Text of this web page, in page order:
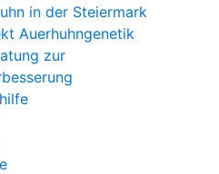
in der Steiermark
Auerhuhngenetik
zur